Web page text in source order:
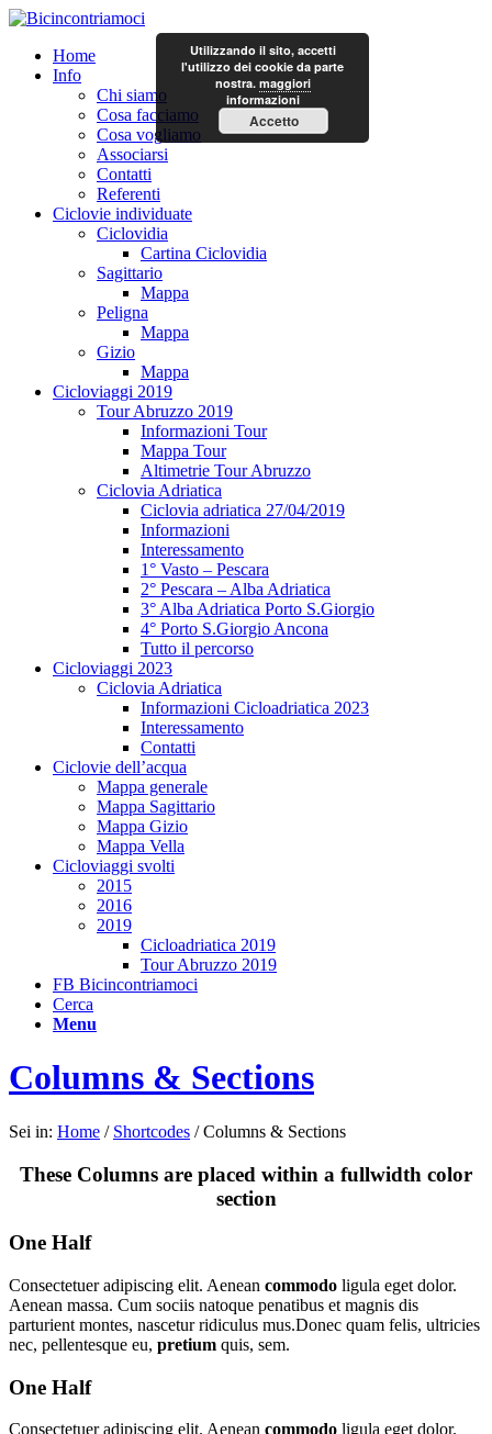
Home
Info
Chi siamo
Cosa facciamo
Cosa vogliamo
Associarsi
Contatti
Referenti
Ciclovie individuate
Ciclovidia
Cartina Ciclovidia
Sagittario
Mappa
Peligna
Mappa
Gizio
Mappa
Cicloviaggi 2019
Tour Abruzzo 2019
Informazioni Tour
Mappa Tour
Altimetrie Tour Abruzzo
Ciclovia Adriatica
Ciclovia adriatica 27/04/2019
Informazioni
Interessamento
1° Vasto – Pescara
2° Pescara – Alba Adriatica
3° Alba Adriatica Porto S.Giorgio
4° Porto S.Giorgio Ancona
Tutto il percorso
Cicloviaggi 2023
Ciclovia Adriatica
Informazioni Cicloadriatica 2023
Interessamento
Contatti
Ciclovie dell’acqua
Mappa generale
Mappa Sagittario
Mappa Gizio
Mappa Vella
Cicloviaggi svolti
2015
2016
2019
Cicloadriatica 2019
Tour Abruzzo 2019
FB Bicincontriamoci
Cerca
Menu
Columns & Sections
Sei in: Home / Shortcodes / Columns & Sections
These Columns are placed within a fullwidth color
section
One Half
Consectetuer adipiscing elit. Aenean commodo ligula eget dolor.
Aenean massa. Cum sociis natoque penatibus et magnis dis
parturient montes, nascetur ridiculus mus.Donec quam felis, ultricies
nec, pellentesque eu, pretium quis, sem.
One Half
Consectetuer adipiscing elit. Aenean commodo ligula eget dolor.
Utilizzando il sito, accetti
l'utilizzo dei cookie da parte
nostra. maggiori
informazioni
Accetto